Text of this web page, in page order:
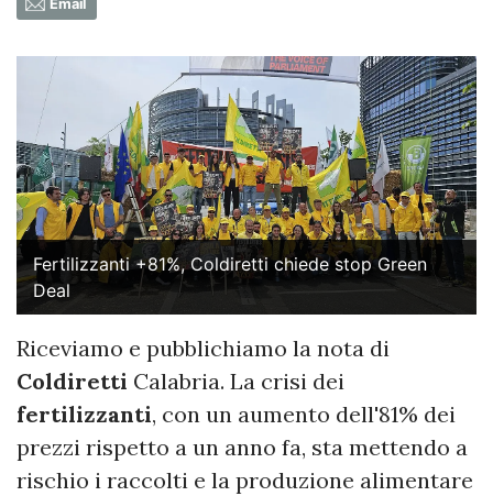
Email
Fertilizzanti +81%, Coldiretti chiede stop Green
Deal
Riceviamo e pubblichiamo la nota di
Coldiretti Calabria. La crisi dei
fertilizzanti, con un aumento dell'81% dei
prezzi rispetto a un anno fa, sta mettendo a
rischio i raccolti e la produzione alimentare